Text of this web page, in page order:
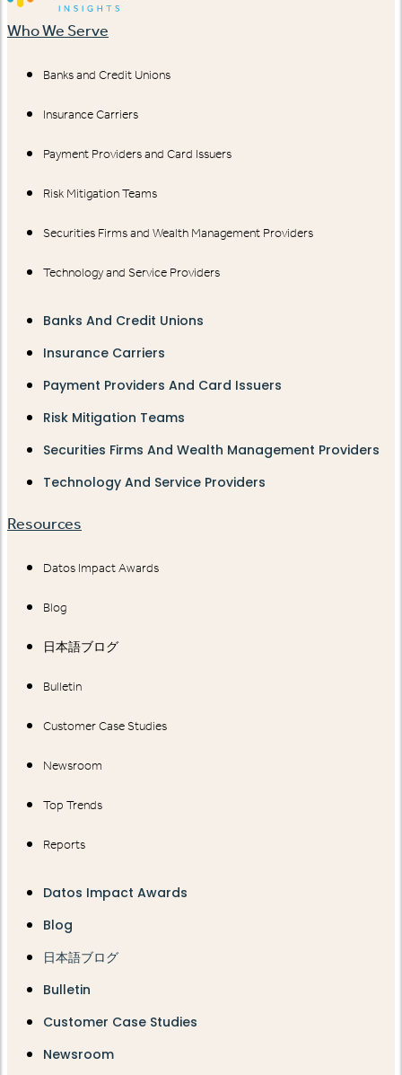
Who We Serve
Banks and Credit Unions
Insurance Carriers
Payment Providers and Card Issuers
Risk Mitigation Teams
Securities Firms and Wealth Management Providers
Technology and Service Providers
Banks And Credit Unions
Insurance Carriers
Payment Providers And Card Issuers
Risk Mitigation Teams
Securities Firms And Wealth Management Providers
Technology And Service Providers
Resources
Datos Impact Awards
Blog
日本語ブログ
Bulletin
Customer Case Studies
Newsroom
Top Trends
Reports
Datos Impact Awards
Blog
日本語ブログ
Bulletin
Customer Case Studies
Newsroom